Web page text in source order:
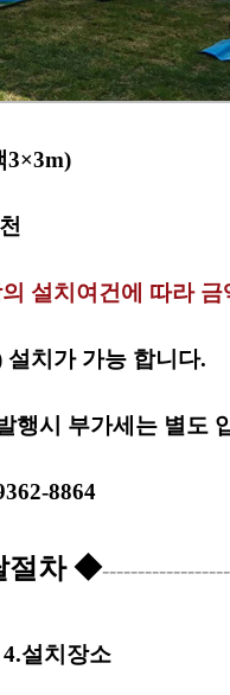
3×3m)
설치여건에 따라
치가 가능 합니다.
행시 부가세는 별도
8864
절차 ◆
4.설치장소